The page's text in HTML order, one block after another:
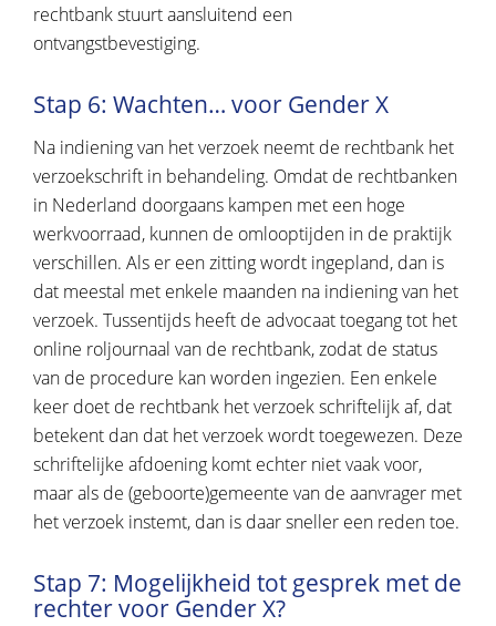
rechtbank stuurt aansluitend een
ontvangstbevestiging.
Stap 6: Wachten… voor Gender X
Na indiening van het verzoek neemt de rechtbank het
verzoekschrift in behandeling. Omdat de rechtbanken
in Nederland doorgaans kampen met een hoge
werkvoorraad, kunnen de omlooptijden in de praktijk
verschillen. Als er een zitting wordt ingepland, dan is
dat meestal met enkele maanden na indiening van het
verzoek. Tussentijds heeft de advocaat toegang tot het
online roljournaal van de rechtbank, zodat de status
van de procedure kan worden ingezien. Een enkele
keer doet de rechtbank het verzoek schriftelijk af, dat
betekent dan dat het verzoek wordt toegewezen. Deze
schriftelijke afdoening komt echter niet vaak voor,
maar als de (geboorte)gemeente van de aanvrager met
het verzoek instemt, dan is daar sneller een reden toe.
Stap 7: Mogelijkheid tot gesprek met de
rechter voor Gender X?